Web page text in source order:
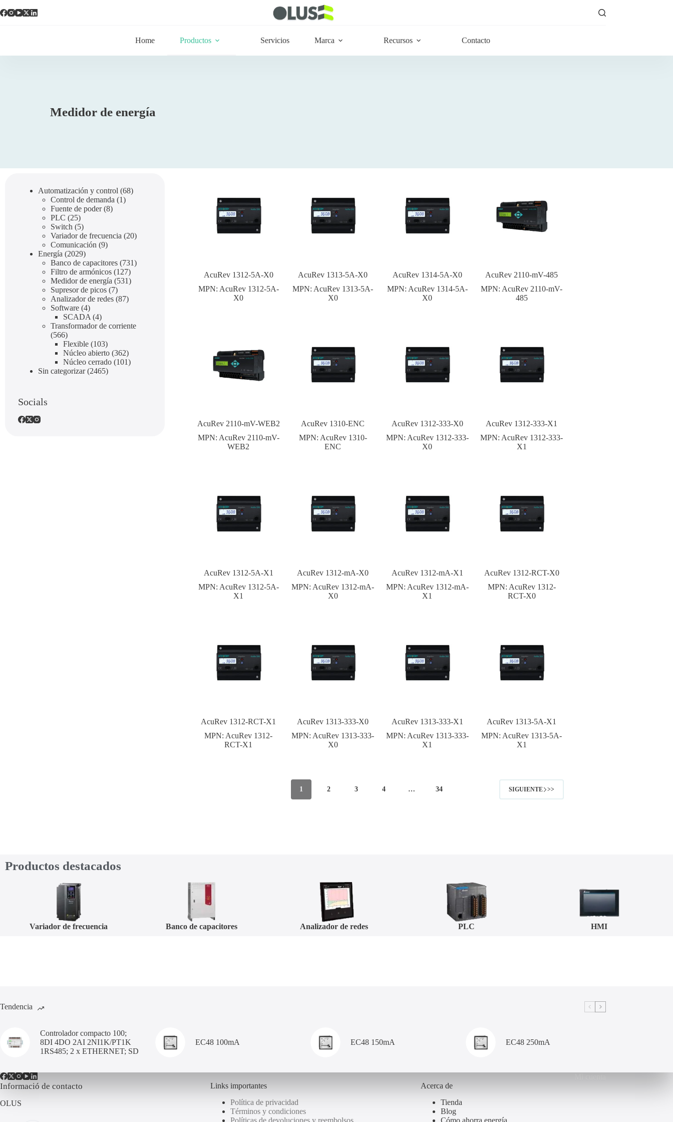
Home Productos Servicios Marca Recursos Contacto
Medidor de energía
Automatización y control 68
Control de demanda
1
Fuente de poder 8
PLC
25
Switch
5
Variador de frecuencia
20
Comunicación 9
Energía
2029
Banco de capacitores 731
Filtro de armónicos 127
Medidor de energía
531
Supresor de picos 7
Analizador de redes 87
Software 4
SCADA 4
Transformador de corriente
566
Flexible 103
Núcleo abierto 362
Núcleo cerrado 101
Sin categorizar 2465
Socials
AcuRev 1312-5A-X0
MPN: AcuRev 1312-5A-
X0
AcuRev 1313-5A-X0
MPN: AcuRev 1313-5A-
X0
AcuRev 1314-5A-X0
MPN: AcuRev 1314-5A-
X0
AcuRev 2110-mV-485
MPN: AcuRev 2110-mV-
485
AcuRev 2110-mV-WEB2
MPN: AcuRev 2110-mV-
WEB2
AcuRev 1310-ENC
MPN: AcuRev 1310-
ENC
AcuRev 1312-333-X0
MPN: AcuRev 1312-333-
X0
AcuRev 1312-333-X1
MPN: AcuRev 1312-333-
X1
AcuRev 1312-5A-X1
MPN: AcuRev 1312-5A-
X1
AcuRev 1312-mA-X0
MPN: AcuRev 1312-mA-
X0
AcuRev 1312-mA-X1
MPN: AcuRev 1312-mA-
X1
AcuRev 1312-RCT-X0
MPN: AcuRev 1312-
RCT-X0
AcuRev 1312-RCT-X1
MPN: AcuRev 1312-
RCT-X1
AcuRev 1313-333-X0
MPN: AcuRev 1313-333-
X0
AcuRev 1313-333-X1
MPN: AcuRev 1313-333-
X1
AcuRev 1313-5A-X1
MPN: AcuRev 1313-5A-
X1
1 2 3 4 … 34 SIGUIENTE
Productos destacados
Banco de capacitores Analizador de redes PLC HMI TC
Tendencia
Controlador compacto 100;
8DI 4DO 2AI 2NI1K/PT1K
1RS485; 2 x ETHERNET; SD
EC48 100mA EC48 150mA EC48 250mA
Informació de contacto
OLUS
Links importantes
Política de privacidad
Términos y condiciones
Políticas de devoluciones y reembolsos
Acerca de
Tienda
Blog
Cómo ahorra energía